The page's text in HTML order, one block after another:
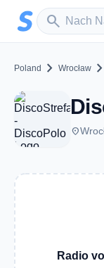
Zum Hauptinhalt
search
Sender
Poland chevron_right Wrocław chevron_right
place
Radio